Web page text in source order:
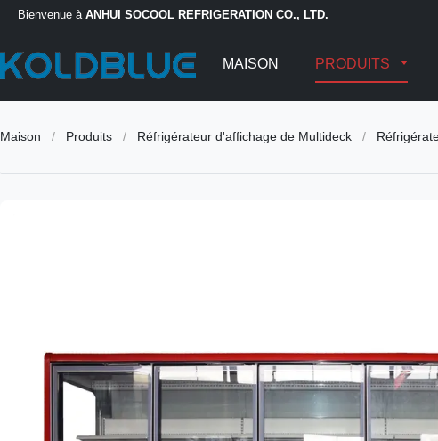
Bienvenue à ANHUI SOCOOL REFRIGERATION CO., LTD.
MAISON PRODUITS
Maison / Produits / Réfrigérateur d'affichage de Multideck /